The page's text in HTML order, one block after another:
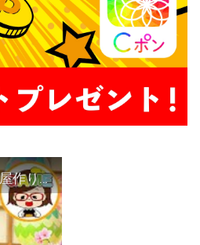
【あつ森】限定アイテムおひなさまを使ったズボラ女子のひなまつり部屋作り❤あつまれどうぶつの森❤ゆっきーGAMEわーるど❤AnimalCrossingNewHorizons